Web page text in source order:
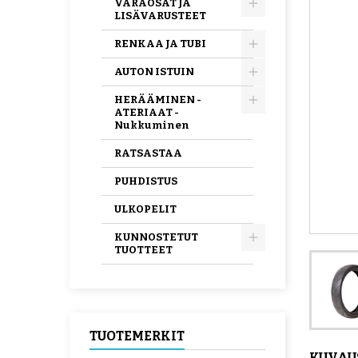
VARAOSAT JA
LISÄVARUSTEET
RENKAA JA TUBI
AUTON ISTUIN
HERÄÄMINEN -
ATERIAAT -
Nukkuminen
RATSASTAA
PUHDISTUS
ULKOPELIT
KUNNOSTETUT
TUOTTEET
TUOTEMERKIT